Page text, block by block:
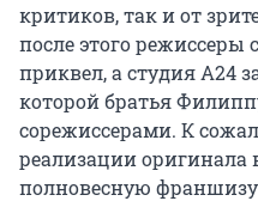
критиков, так и от
после этого режиссеры
приквел, а студия А24
которой братья
сорежиссерами. К
реализации оригинала
полновесную